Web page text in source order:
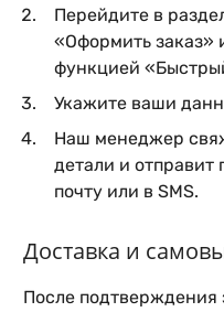
Перейдите в
«Оформить заказ»
функцией
Укажите ваши
Наш менеджер
детали и отправит
почту или в SMS.
Доставка и
После подтверждения